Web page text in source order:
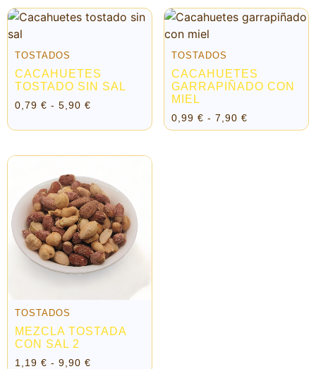
TOSTADOS
CACAHUETES
TOSTADO SIN SAL
0,79 € - 5,90 €
TOSTADOS
CACAHUETES
GARRAPIÑADO CON
MIEL
0,99 € - 7,90 €
TOSTADOS
MEZCLA TOSTADA
CON SAL 2
1,19 € - 9,90 €